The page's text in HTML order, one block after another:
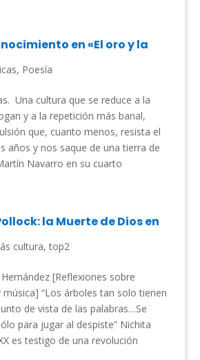
en «El oro y la
, Poesía
Una cultura que se reduce a la
y a la repetición más banal,
que, cuanto menos, resista el
años y nos saque de una tierra de
Navarro en su cuarto
la Muerte de Dios en
cultura,top2
[Reflexiones sobre
“Los árboles tan solo tienen
de vista de las palabras…Se
para jugar al despiste” Nichita
es testigo de una revolución